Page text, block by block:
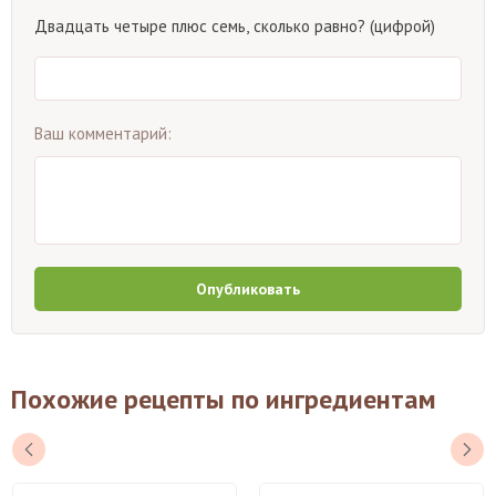
Двадцать четыре плюс семь, сколько равно? (цифрой)
Ваш комментарий:
Опубликовать
Похожие рецепты по ингредиентам